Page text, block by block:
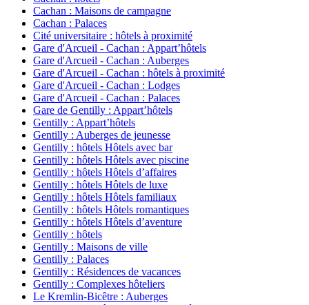
Cachan : Maisons de campagne
Cachan : Palaces
Cité universitaire : hôtels à proximité
Gare d'Arcueil - Cachan : Appart’hôtels
Gare d'Arcueil - Cachan : Auberges
Gare d'Arcueil - Cachan : hôtels à proximité
Gare d'Arcueil - Cachan : Lodges
Gare d'Arcueil - Cachan : Palaces
Gare de Gentilly : Appart’hôtels
Gentilly : Appart’hôtels
Gentilly : Auberges de jeunesse
Gentilly : hôtels Hôtels avec bar
Gentilly : hôtels Hôtels avec piscine
Gentilly : hôtels Hôtels d’affaires
Gentilly : hôtels Hôtels de luxe
Gentilly : hôtels Hôtels familiaux
Gentilly : hôtels Hôtels romantiques
Gentilly : hôtels Hôtels d’aventure
Gentilly : hôtels
Gentilly : Maisons de ville
Gentilly : Palaces
Gentilly : Résidences de vacances
Gentilly : Complexes hôteliers
Le Kremlin-Bicêtre : Auberges